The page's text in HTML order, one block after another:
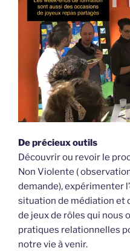
De précieux outils
Découvrir ou revoir le
Non Violente (
demande), expérimenter
situation de médiation et
de jeux de rôles qui nous
pratiques relationnelles
notre vie à venir.